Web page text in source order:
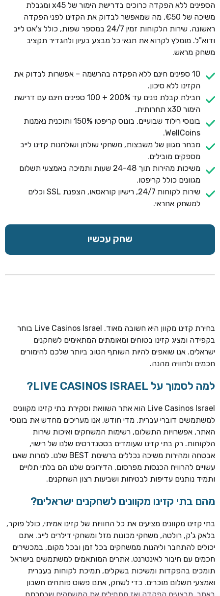
חבילת קבלת פנים: בונוס 100% עד 300€ + 100 ספיני בונוס על
ההפקדה הראשונה
CASOO
בונוס מתגלגל עד 2,000 ₪ + 200 ספינים חינם לשחקנים
חדשים
ROYSPINS
חינם על ההפקדות הראשונות
הספינים ללא הפקדה כרוכים בדרישת הימור של x45 ומגבלת
משיכה של €50, מה שמאפשר לבדוק את הקזינו לפני הפקדה
ראשונה. שירות הלקוחות זמין 24/7 במספר שפות, כולל צ'אט לייב
ודוא"ל. מומלץ לקרוא את תנאי כל מבצע בעיון ולהגדיר תקציב
משחק מראש.
10 ספינים חינם ללא הפקדה בהרשמה – אפשרות לבדוק את
הקזינו ללא סיכון.
חבילת קבלת פנים עד 200% + 100 ספינים חינם עם דרישת
הימור x30 תחרותית.
בונוסי רילוד שבועיים, בונוס קריפטו 150% ותוכנית נאמנות
WellCoins.
מבחר מגוון של משבצות, משחקי שולחן ושולחנות קזינו לייב
מספקים מובילים.
משיכות מהירות תוך 24-48 שעות ותמיכה באמצעי תשלום
מגוונים כולל קריפטו.
שירות לקוחות 24/7, רישיון קוראסאו, הצפנת SSL וכלים
למשחק אחראי.
שחק עכשיו
בחירת קזינו מקוון היא חשובה מאוד. Live Casinos Israel בוחר
בקפידה ומציג קזינו בטוחים ומאומתים המתאימים לשחקנים
ישראלים. אנו שואפים להיות השותף הטוב ביותר שלכם להימורים
חכמים ולחוויה מהנה.
למה לסמוך על LIVE CASINOS ISRAEL?
Live Casinos Israel הוא אתר השוואת וסקירת בתי קזינו מקוונים
למשתמשים דוברי עברית. מדי חודש, אנו מעריכים מחדש את בונוסי
האתר, אפשרויות התשלום, רשימות המשחקים ואיכות שירות
הלקוחות. רק בתי קזינו שעומדים בסטנדרטים שלנו של רישוי,
אבטחה ומהירות משיכה נכללים ברשימת BEST שלנו. למרות שאנו
עשויים להרוויח הכנסות מפרסום, הדירוגים שלנו הם בלתי תלויים
ותמיד נותנים עדיפות לבטיחות ושביעות רצון השחקנים.
מהם בתי קזינו מקוונים לשחקנים ישראלים?
בתי קזינו מקוונים מציעים את כל החוויות של קזינו אמיתי, כולל פוקר,
בלאק ג'ק, רולטה, משחקי מכונות מזל ומשחקי דילרים לייב. אתם
יכולים להתחבר וליהנות ממשחקים בכל זמן ובכל מקום, במכשירים
חכמים עם חיבור לאינטרנט. אתרים המותאמים למשתמשים בישראל
תומכים בהפקדות ומשיכות בשקלים, תמיכת לקוחות בעברית
ואמצעי תשלום מוכרים. כדי לשחק, אתם פשוט פותחים חשבון